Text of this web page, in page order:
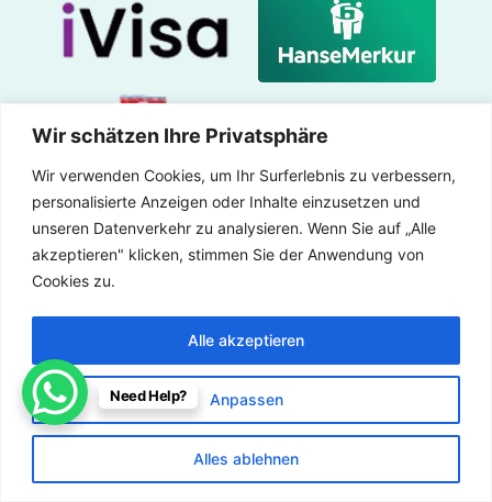
Wir schätzen Ihre Privatsphäre
Wir verwenden Cookies, um Ihr Surferlebnis zu verbessern,
personalisierte Anzeigen oder Inhalte einzusetzen und
unseren Datenverkehr zu analysieren. Wenn Sie auf „Alle
akzeptieren" klicken, stimmen Sie der Anwendung von
Cookies zu.
Anpassen
Alles ablehnen
Alle akzeptieren
Links
Westeuropa-Rundreisen
Südeuropa-Rundreisen
Nordeuropa-Rundreisen
Osteuropa-Rundreise
Transfers
Versicherung
Geschäftsdienstleistungen
Need Help?